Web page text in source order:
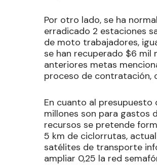
Por otro lado, se ha
erradicado 2 estaciones
de moto trabajadores,
se han recuperado $6 mil
anteriores metas
proceso de contratación,
En cuanto al presupuesto
millones son para gastos
recursos se pretende
5 km de ciclorrutas,
satélites de transporte
ampliar 0,25 la red